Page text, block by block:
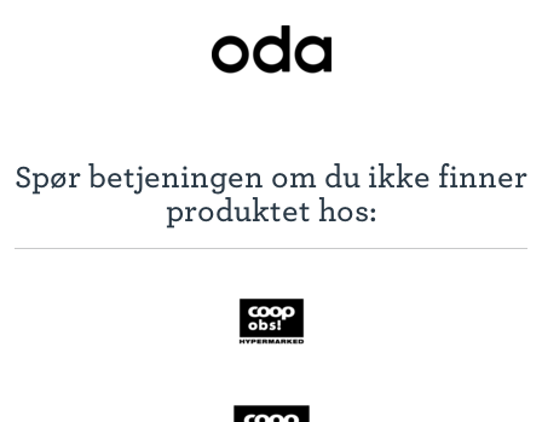
Spør betjeningen om du ikke finner
produktet hos: